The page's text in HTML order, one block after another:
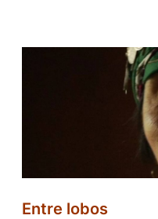
Entre lobos